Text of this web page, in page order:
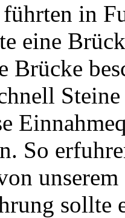
in
eine
Brücke
So
sollte